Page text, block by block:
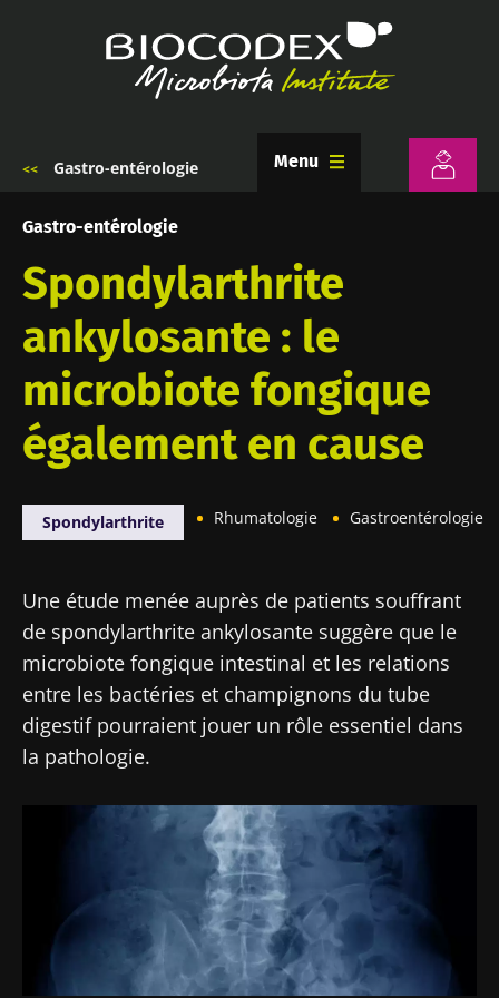
Gastro-entérologie Menu
Gastro-entérologie
Spondylarthrite
ankylosante : le
microbiote fongique
également en cause
Spondylarthrite Rhumatologie Gastroentérologie
Une étude menée auprès de patients souffrant
de spondylarthrite ankylosante suggère que le
microbiote fongique intestinal et les relations
entre les bactéries et champignons du tube
digestif pourraient jouer un rôle essentiel dans
la pathologie.